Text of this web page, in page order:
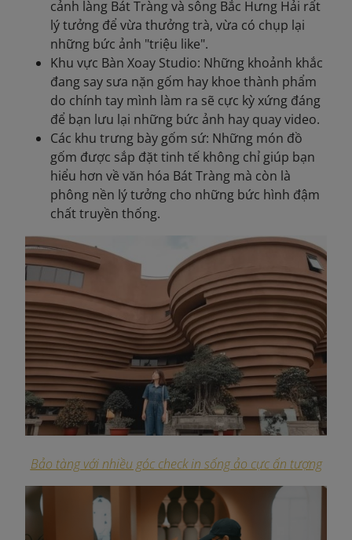
cảnh làng Bát Tràng và sông Bắc Hưng Hải rất
lý tưởng để vừa thưởng trà, vừa có chụp lại
những bức ảnh "triệu like".
Khu vực Bàn Xoay Studio: Những khoảnh khắc
đang say sưa nặn gốm hay khoe thành phẩm
do chính tay mình làm ra sẽ cực kỳ xứng đáng
để bạn lưu lại những bức ảnh hay quay video.
Các khu trưng bày gốm sứ: Những món đồ
gốm được sắp đặt tinh tế không chỉ giúp bạn
hiểu hơn về văn hóa Bát Tràng mà còn là
phông nền lý tưởng cho những bức hình đậm
chất truyền thống.
Bảo tàng với nhiều góc check in sống ảo cực ấn tượng